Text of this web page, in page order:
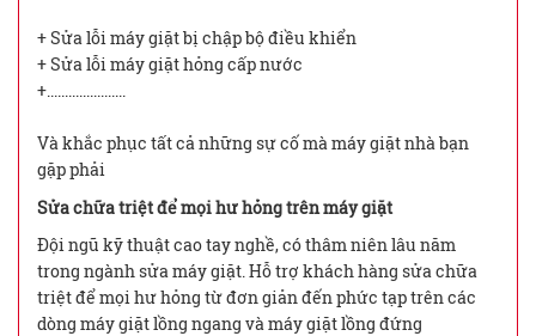
+ Sửa lỗi máy giặt bị chập bộ điều khiển
+ Sửa lỗi máy giặt hỏng cấp nước
+......................
Và khắc phục tất cả những sự cố mà máy giặt nhà bạn
gặp phải
Sửa chữa triệt để mọi hư hỏng trên máy giặt
Đội ngũ kỹ thuật cao tay nghề, có thâm niên lâu năm
trong ngành sửa máy giặt. Hỗ trợ khách hàng sửa chữa
triệt để mọi hư hỏng từ đơn giản đến phức tạp trên các
dòng máy giặt lồng ngang và máy giặt lồng đứng